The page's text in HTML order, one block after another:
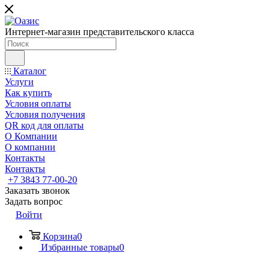
Интернет-магазин представительского класса
Каталог
Услуги
Как купить
Условия оплаты
Условия получения
QR код для оплаты
О Компании
О компании
Контакты
Контакты
+7 3843 77-00-20
Заказать звонок
Задать вопрос
Войти
Корзина0
Избранные товары0